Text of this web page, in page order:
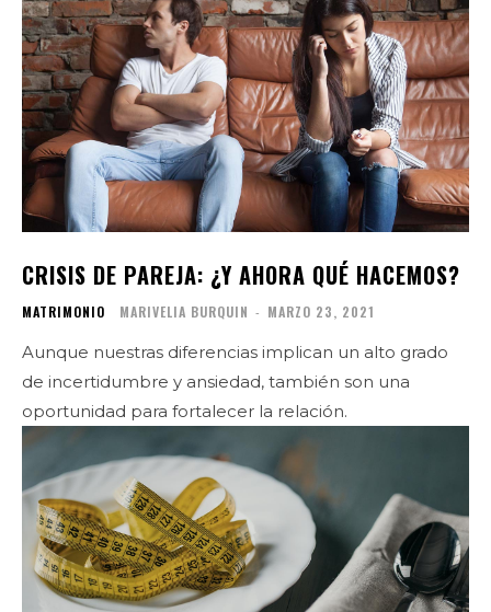
CRISIS DE PAREJA: ¿Y AHORA QUÉ HACEMOS?
MATRIMONIO MARIVELIA BURQUIN - MARZO 23, 2021
Aunque nuestras diferencias implican un alto grado
de incertidumbre y ansiedad, también son una
oportunidad para fortalecer la relación.